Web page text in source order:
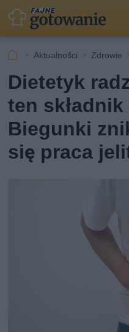
Aktualności Zdrowie
Dietetyk
ten
Biegunki
się praca